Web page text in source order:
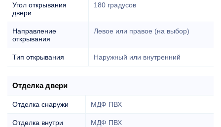
Угол открывания
двери
180 градусов
Направление
открывания
Левое или правое (на выбор)
Тип открывания Наружный или внутренний
Отделка двери
Отделка снаружи МДФ ПВХ
Отделка внутри МДФ ПВХ